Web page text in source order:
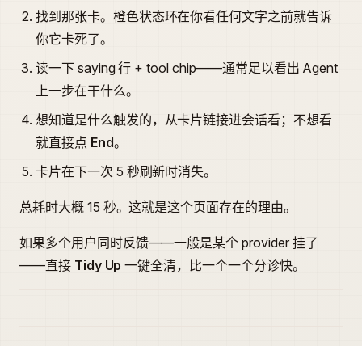
找到那张卡。橙色状态环在你看任何文字之前就告诉
你它卡死了。
读一下 saying 行 + tool chip——通常足以看出 Agent
上一步在干什么。
想知道是什么触发的，从卡片链接进会话看；不想看
就直接点 End。
卡片在下一次 5 秒刷新时消失。
总耗时大概 15 秒。这就是这个页面存在的理由。
如果多个用户同时反馈——一般是某个 provider 挂了
——直接 Tidy Up 一键全清，比一个一个分诊快。